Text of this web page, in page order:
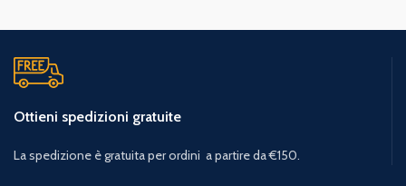
Ottieni spedizioni gratuite
La spedizione è gratuita per ordini a partire da €150.